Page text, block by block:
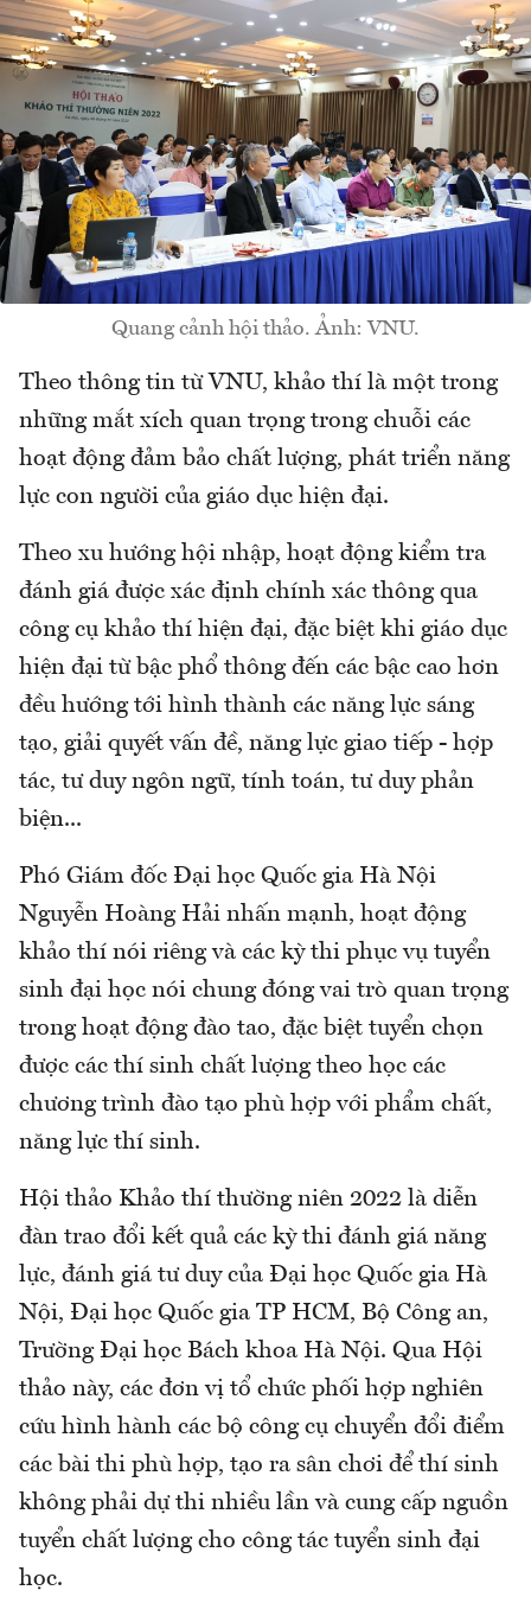
Quang cảnh hội thảo. Ảnh: VNU.
Theo thông tin từ VNU, khảo thí là một trong
những mắt xích quan trọng trong chuỗi các
hoạt động đảm bảo chất lượng, phát triển năng
lực con người của giáo dục hiện đại.
Theo xu hướng hội nhập, hoạt động kiểm tra
đánh giá được xác định chính xác thông qua
công cụ khảo thí hiện đại, đặc biệt khi giáo dục
hiện đại từ bậc phổ thông đến các bậc cao hơn
đều hướng tới hình thành các năng lực sáng
tạo, giải quyết vấn đề, năng lực giao tiếp - hợp
tác, tư duy ngôn ngữ, tính toán, tư duy phản
biện...
Phó Giám đốc Đại học Quốc gia Hà Nội
Nguyễn Hoàng Hải nhấn mạnh, hoạt động
khảo thí nói riêng và các kỳ thi phục vụ tuyển
sinh đại học nói chung đóng vai trò quan trọng
trong hoạt động đào tao, đặc biệt tuyển chọn
được các thí sinh chất lượng theo học các
chương trình đào tạo phù hợp với phẩm chất,
năng lực thí sinh.
Hội thảo Khảo thí thường niên 2022 là diễn
đàn trao đổi kết quả các kỳ thi đánh giá năng
lực, đánh giá tư duy của Đại học Quốc gia Hà
Nội, Đại học Quốc gia TP HCM, Bộ Công an,
Trường Đại học Bách khoa Hà Nội. Qua Hội
thảo này, các đơn vị tổ chức phối hợp nghiên
cứu hình hành các bộ công cụ chuyển đổi điểm
các bài thi phù hợp, tạo ra sân chơi để thí sinh
không phải dự thi nhiều lần và cung cấp nguồn
tuyển chất lượng cho công tác tuyển sinh đại
học.